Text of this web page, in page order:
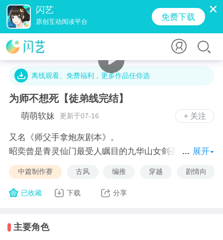
闪艺
原创互动阅读平台 免费下载
47.7万字 · 51.2万人气 · 467.6M · 65.8万贡献值
离线观看、免费福利，更多作品任你选
为师不想死【徒弟线完结】
+ 关注
萌萌软妹 更新于07-16
又名《师父手拿炮灰剧本》。
昭奕曾是青灵仙门最受人瞩目的九华山女剑圣。
五年前，鬼迷心窍的她不顾众人反对，坚持留下了那名
来路不明的邪物少年。她亲自收他为徒，悉心教导，本
以为可以用爱感化对方，却不料换来的却是对方的一剑
重生归来，昭奕看着跪拜在自己跟前的无辜少年，下定
决心绕道走：“收个屁的徒弟，老娘不想死！”
展开
中篇制作赛 古风 编推 穿越 剧情向
已收藏 下载 分享
主要角色